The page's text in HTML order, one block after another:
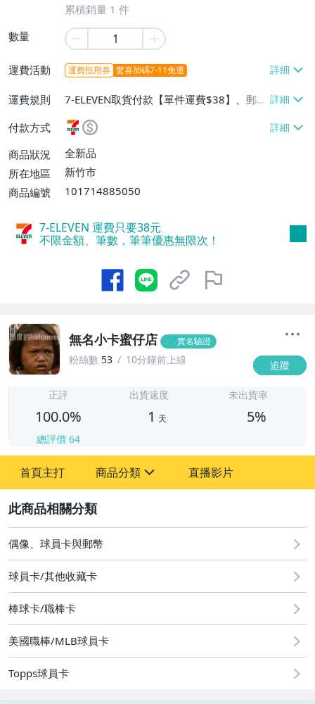
累積銷量 1 件
數量
運費活動 運費抵用券 驚喜加碼7-11免運
運費規則
7-ELEVEN取貨付款【單件運費$38】、郵局
掛號【單件運費$60】
付款方式
商品狀況
全新品
所在地區
新竹市
商品編號
101714885050
7-ELEVEN 運費只要38元
不限金額、筆數，筆筆優惠無限次！
無名小卡蜜仔店 實名驗證
粉絲數 53 10分鐘前上線 追蹤
正評
100.0%
總評價 64
出貨速度
1 天
未出貨率
5%
首頁主打 商品分類
玩具、模型與公仔
偶像、球員卡與郵幣
直播影片
偶像、球員卡與郵幣
球員卡/其他收藏卡
棒球卡/職棒卡
美國職棒/MLB球員卡
Topps球員卡